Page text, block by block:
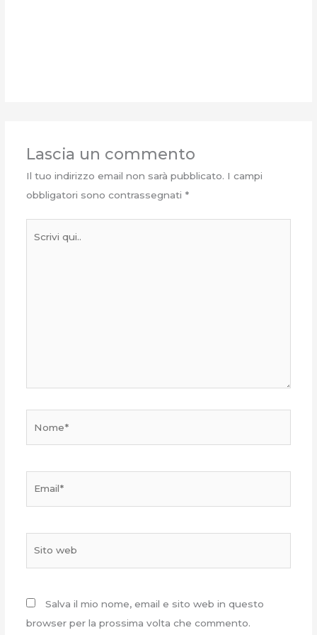
Lascia un commento
Il tuo indirizzo email non sarà pubblicato. I campi
obbligatori sono contrassegnati *
Salva il mio nome, email e sito web in questo
browser per la prossima volta che commento.